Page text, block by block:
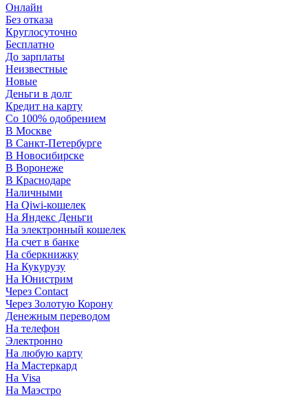
Онлайн
Без отказа
Круглосуточно
Бесплатно
До зарплаты
Неизвестные
Новые
Деньги в долг
Кредит на карту
Со 100% одобрением
В Москве
В Санкт-Петербурге
В Новосибирске
В Воронеже
В Краснодаре
Наличными
На Qiwi-кошелек
На Яндекс Деньги
На электронный кошелек
На счет в банке
На сберкнижку
На Кукурузу
На Юнистрим
Через Contact
Через Золотую Корону
Денежным переводом
На телефон
Электронно
На любую карту
На Мастеркард
На Visa
На Маэстро